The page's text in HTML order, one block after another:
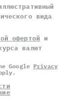
вида
офертой и
валют
Google Privacy